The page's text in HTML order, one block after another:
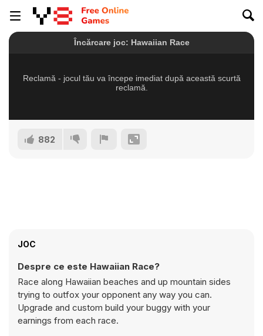
882
JOC
Despre ce este Hawaiian Race?
Race along Hawaiian beaches and up mountain sides
trying to outfox your opponent any way you can.
Upgrade and custom build your buggy with your
earnings from each race.